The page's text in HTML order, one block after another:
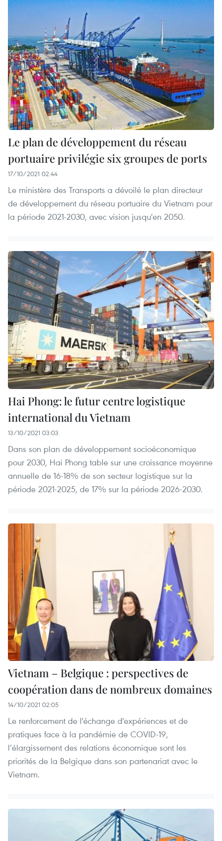
Le plan de développement du réseau
portuaire privilégie six groupes de ports
17/10/2021 02:44
Le ministère des Transports a dévoilé le plan directeur
de développement du réseau portuaire du Vietnam pour
la période 2021-2030, avec vision jusqu'en 2050.
Hai Phong: le futur centre logistique
international du Vietnam
13/10/2021 03:03
Dans son plan de développement socioéconomique
pour 2030, Hai Phong table sur une croissance moyenne
annuelle de 16-18% de son secteur logistique sur la
période 2021-2025, de 17% sur la période 2026-2030.
Vietnam – Belgique : perspectives de
coopération dans de nombreux domaines
14/10/2021 02:05
Le renforcement de l'échange d'expériences et de
pratiques face à la pandémie de COVID-19,
l’élargissement des relations économique sont les
priorités de la Belgique dans son partenariat avec le
Vietnam.